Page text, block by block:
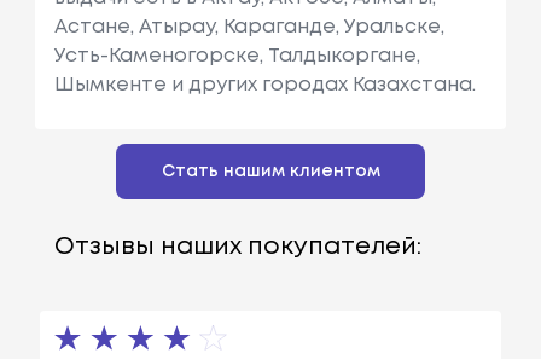
Астане, Атырау, Караганде, Уральске,
Усть-Каменогорске, Талдыкоргане,
Шымкенте и других городах Казахстана.
Стать нашим клиентом
Отзывы наших покупателей: